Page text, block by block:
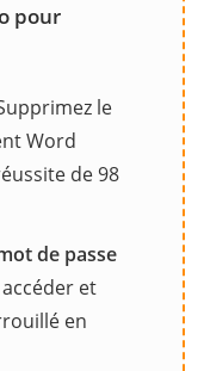
pour
le
Word
de 98
de passe
et
en